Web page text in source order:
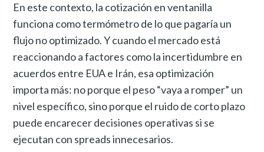
En este contexto, la cotización en ventanilla
funciona como termómetro de lo que pagaría un
flujo no optimizado. Y cuando el mercado está
reaccionando a factores como la incertidumbre en
acuerdos entre EUA e Irán, esa optimización
importa más: no porque el peso “vaya a romper” un
nivel específico, sino porque el ruido de corto plazo
puede encarecer decisiones operativas si se
ejecutan con spreads innecesarios.